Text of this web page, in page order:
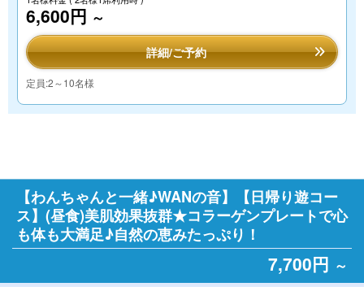
6,600円 ～
詳細/ご予約
定員:2～10名様
【わんちゃんと一緒♪WANの音】【日帰り遊コー
ス】(昼食)美肌効果抜群★コラーゲンプレートで心
も体も大満足♪自然の恵みたっぷり！
7,700円 ～